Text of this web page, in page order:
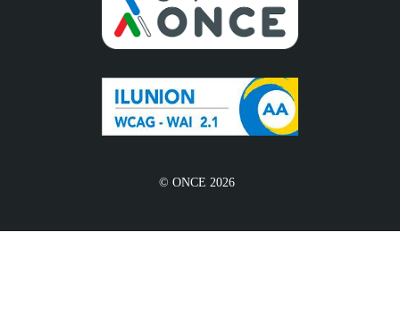
© ONCE 2026